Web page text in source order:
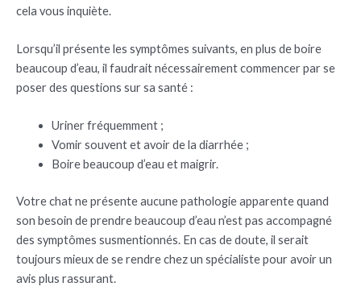
cela vous inquiète.
Lorsqu’il présente les symptômes suivants, en plus de boire
beaucoup d’eau, il faudrait nécessairement commencer par se
poser des questions sur sa santé :
Uriner fréquemment ;
Vomir souvent et avoir de la diarrhée ;
Boire beaucoup d’eau et maigrir.
Votre chat ne présente aucune pathologie apparente quand
son besoin de prendre beaucoup d’eau n’est pas accompagné
des symptômes susmentionnés. En cas de doute, il serait
toujours mieux de se rendre chez un spécialiste pour avoir un
avis plus rassurant.